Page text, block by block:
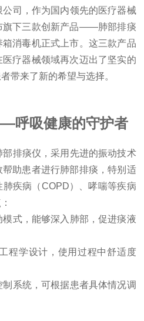
司，作为国内领先的医疗器械
旗下三款创新产品——肺部排痰
消毒机正式上市。这三款产品
疗器械领域再次迈出了坚实的
带来了新的希望与选择。
呼吸健康的守护者
排痰仪，采用先进的振动技术
助患者进行肺部排痰，特别适
疾病（COPD）、哮喘等疾病
式，能够深入肺部，促进痰液
学设计，使用过程中舒适度
系统，可根据患者具体情况调